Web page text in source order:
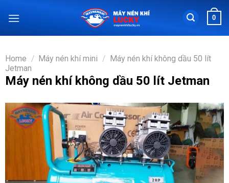
đến
0
Home / Máy nén khí mini / Máy nén khí không dầu 50 lít
Jetman
Máy nén khí không dầu 50 lít Jetman